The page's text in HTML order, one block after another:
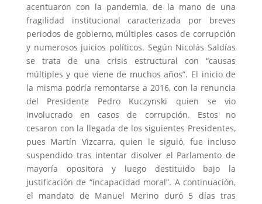
acentuaron con la pandemia, de la mano de una
fragilidad institucional caracterizada por breves
periodos de gobierno, múltiples casos de corrupción
y numerosos juicios políticos. Según Nicolás Saldías
se trata de una crisis estructural con “causas
múltiples y que viene de muchos años”. El inicio de
la misma podría remontarse a 2016, con la renuncia
del Presidente Pedro Kuczynski quien se vio
involucrado en casos de corrupción. Estos no
cesaron con la llegada de los siguientes Presidentes,
pues Martín Vizcarra, quien le siguió, fue incluso
suspendido tras intentar disolver el Parlamento de
mayoría opositora y luego destituido bajo la
justificación de “incapacidad moral”. A continuación,
el mandato de Manuel Merino duró 5 días tras